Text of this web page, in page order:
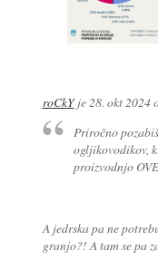
roCkYje28. okt 2024
Priročno
ogljikovodikov,
proizvodnjo
A jedrska pa ne
granjo?! A tam se pa